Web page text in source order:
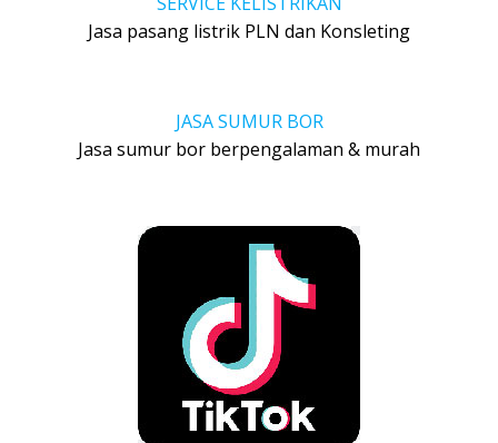
Jasa pasang listrik PLN dan Konsleting
JASA SUMUR BOR
Jasa sumur bor berpengalaman & murah